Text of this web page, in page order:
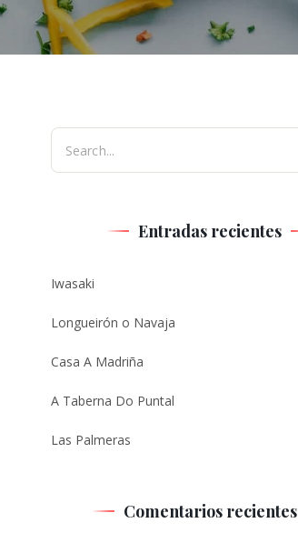
Entradas recientes
Iwasaki
Longueirón o Navaja
Casa A Madriña
A Taberna Do Puntal
Las Palmeras
Comentarios recientes